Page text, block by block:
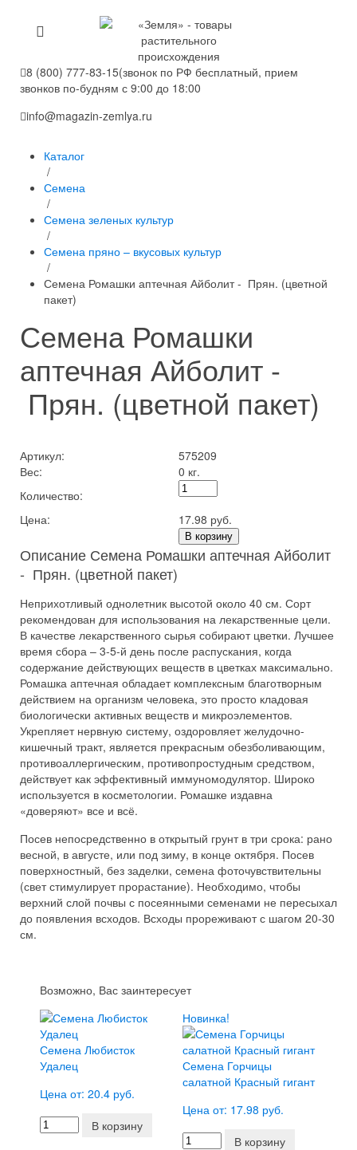
8 (800) 777-83-15(звонок по РФ бесплатный, прием
звонков по-будням с 9:00 до 18:00
info@magazin-zemlya.ru
Каталог
/
Семена
/
Семена зеленых культур
/
Семена пряно – вкусовых культур
/
Семена Ромашки аптечная Айболит - Прян. (цветной
пакет)
Семена Ромашки
аптечная Айболит -
Прян. (цветной пакет)
Артикул:
575209
Вес:
0 кг.
Количество:
Цена:
17.98 руб.
В корзину
Описание Семена Ромашки аптечная Айболит
- Прян. (цветной пакет)
Неприхотливый однолетник высотой около 40 см. Сорт
рекомендован для использования на лекарственные цели.
В качестве лекарственного сырья собирают цветки. Лучшее
время сбора – 3-5-й день после распускания, когда
содержание действующих веществ в цветках максимально.
Ромашка аптечная обладает комплексным благотворным
действием на организм человека, это просто кладовая
биологически активных веществ и микроэлементов.
Укрепляет нервную систему, оздоровляет желудочно-
кишечный тракт, является прекрасным обезболивающим,
противоаллергическим, противопростудным средством,
действует как эффективный иммуномодулятор. Широко
используется в косметологии. Ромашке издавна
«доверяют» все и всё.
Посев непосредственно в открытый грунт в три срока: рано
весной, в августе, или под зиму, в конце октября. Посев
поверхностный, без заделки, семена фоточувствительны
(свет стимулирует прорастание). Необходимо, чтобы
верхний слой почвы с посеянными семенами не пересыхал
до появления всходов. Всходы прореживают с шагом 20-30
см.
Возможно, Вас заинтересует
Семена Любисток
Удалец
Цена от: 20.4 руб.
В корзину
Новинка!
Семена Горчицы
салатной Красный гигант
Цена от: 17.98 руб.
В корзину